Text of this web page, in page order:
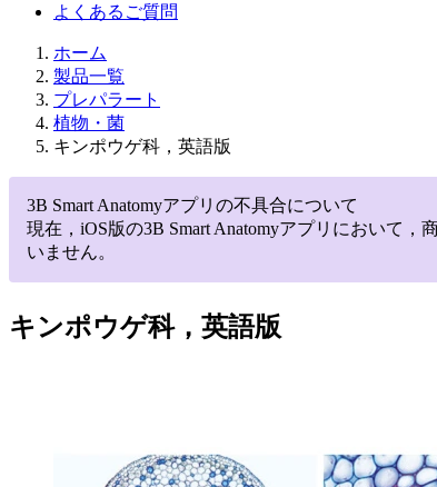
よくあるご質問
ホーム
製品一覧
プレパラート
植物・菌
キンポウゲ科，英語版
3B Smart Anatomyアプリの不具合について
現在，iOS版の3B Smart Anatomyアプリにおいて
いません。
キンポウゲ科，英語版